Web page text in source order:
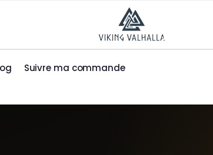
Suivre ma commande